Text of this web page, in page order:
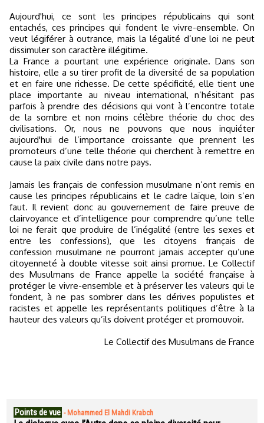
Aujourd'hui, ce sont les principes républicains qui sont
entachés, ces principes qui fondent le vivre-ensemble. On
veut légiférer à outrance, mais la légalité d’une loi ne peut
dissimuler son caractère illégitime.
La France a pourtant une expérience originale. Dans son
histoire, elle a su tirer profit de la diversité de sa population
et en faire une richesse. De cette spécificité, elle tient une
place importante au niveau international, n’hésitant pas
parfois à prendre des décisions qui vont à l’encontre totale
de la sombre et non moins célèbre théorie du choc des
civilisations. Or, nous ne pouvons que nous inquiéter
aujourd'hui de l’importance croissante que prennent les
promoteurs d’une telle théorie qui cherchent à remettre en
cause la paix civile dans notre pays.
Jamais les français de confession musulmane n’ont remis en
cause les principes républicains et le cadre laïque, loin s’en
faut. Il revient donc au gouvernement de faire preuve de
clairvoyance et d’intelligence pour comprendre qu’une telle
loi ne ferait que produire de l’inégalité (entre les sexes et
entre les confessions), que les citoyens français de
confession musulmane ne pourront jamais accepter qu’une
citoyenneté à double vitesse soit ainsi promue. Le Collectif
des Musulmans de France appelle la société française à
protéger le vivre-ensemble et à préserver les valeurs qui le
fondent, à ne pas sombrer dans les dérives populistes et
racistes et appelle les représentants politiques d’être à la
hauteur des valeurs qu’ils doivent protéger et promouvoir.
Le Collectif des Musulmans de France
Points de vue - Mohammed El Mahdi Krabch